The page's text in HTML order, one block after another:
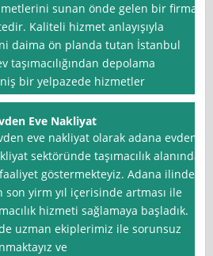
sunan önde gelen bir firma
Kaliteli hizmet anlayışıyla
daima ön planda tutan İstanbul
depolama
bir yelpazede hizmetler
Eve Nakliyat
eve nakliyat olarak adana evden
sektöründe taşımacılık alanında
göstermekteyiz. Adana ilinde
son yirm yıl içerisinde artması ile
hizmeti sağlamaya başladık.
uzman ekiplerimiz ile sorunsuz
ve